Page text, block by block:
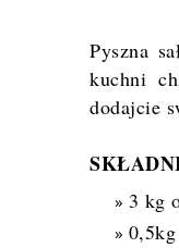
Pyszna
kuchni
dodajcie
3 kg